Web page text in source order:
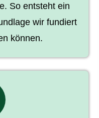
So entsteht ein
wir fundiert
können.